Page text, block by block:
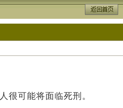
可能将面临死刑。